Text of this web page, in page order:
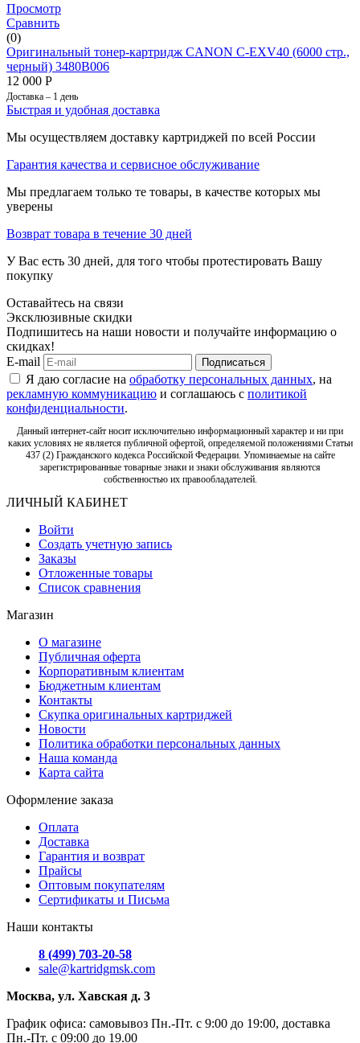
Просмотр
Сравнить
(0)
Оригинальный тонер-картридж CANON C-EXV40 (6000 стр.,
черный) 3480B006
12 000 Р
Доставка – 1 день
Быстрая и удобная доставка
Мы осуществляем доставку картриджей по всей России
Гарантия качества и сервисное обслуживание
Мы предлагаем только те товары, в качестве которых мы
уверены
Возврат товара в течение 30 дней
У Вас есть 30 дней, для того чтобы протестировать Вашу
покупку
Оставайтесь на связи
Эксклюзивные скидки
Подпишитесь на наши новости и получайте информацию о
скидках!
E-mail
Подписаться
Я даю согласие на обработку персональных данных, на
рекламную коммуникацию и соглашаюсь с политикой
конфиденциальности.
Данный интернет-сайт носит исключительно информационный характер и ни при
каких условиях не является публичной офертой, определяемой положениями Статьи
437 (2) Гражданского кодекса Российской Федерации. Упоминаемые на сайте
зарегистрированные товарные знаки и знаки обслуживания являются
собственностью их правообладателей.
ЛИЧНЫЙ КАБИНЕТ
Войти
Создать учетную запись
Заказы
Отложенные товары
Список сравнения
Магазин
О магазине
Публичная оферта
Корпоративным клиентам
Бюджетным клиентам
Контакты
Скупка оригинальных картриджей
Новости
Политика обработки персональных данных
Наша команда
Карта сайта
Оформление заказа
Оплата
Доставка
Гарантия и возврат
Прайсы
Оптовым покупателям
Сертификаты и Письма
Наши контакты
8 (499) 703-20-58
sale@kartridgmsk.com
Москва, ул. Хавская д. 3
График офиса: самовывоз Пн.-Пт. с 9:00 до 19:00, доставка
Пн.-Пт. с 09:00 до 19.00